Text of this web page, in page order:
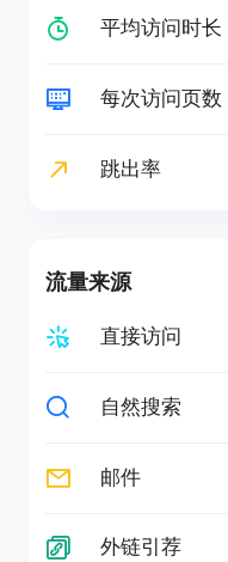
平均访问时长
每次访问页数
跳出率
流量来源
直接访问
自然搜索
邮件
外链引荐